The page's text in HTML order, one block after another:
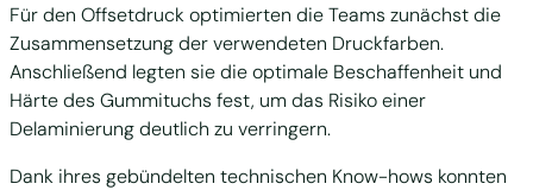
Für den Offsetdruck optimierten die Teams zunächst die
Zusammensetzung der verwendeten Druckfarben.
Anschließend legten sie die optimale Beschaffenheit und
Härte des Gummituchs fest, um das Risiko einer
Delaminierung deutlich zu verringern.
Dank ihres gebündelten technischen Know-hows konnten